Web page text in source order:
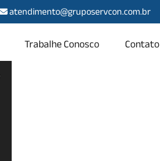
atendimento@gruposervcon.com.br
Trabalhe Conosco Contato